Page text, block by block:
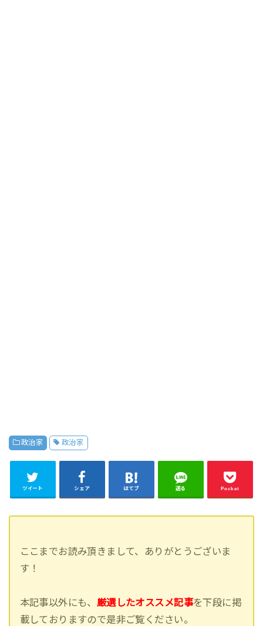
政治家 政治家
ツイート シェア はてブ 送る Pocket
ここまでお読み頂きまして、ありがとうございま
す！
本記事以外にも、 厳選したオススメ記事を下段に掲
載しておりますので是非ご覧ください。